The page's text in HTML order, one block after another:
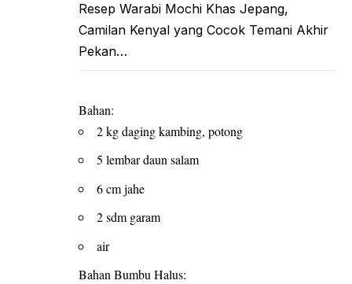
Resep Warabi Mochi Khas Jepang,
Camilan Kenyal yang Cocok Temani Akhir
Pekan…
Bahan:
2 kg daging kambing, potong
5 lembar daun salam
6 cm jahe
2 sdm garam
air
Bahan Bumbu Halus: